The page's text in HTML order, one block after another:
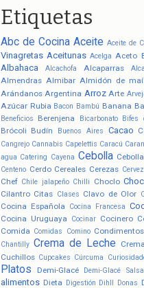
Etiquetas
Abc de Cocina Aceite Aceite de
Vinagretas Aceitunas Acelga Aceto
Albahaca Alcachofa Alcaparras
Almendras Almibar Almidón de
Arándanos Argentina Arroz Arte
Azúcar Rubia Bacon Bambú Banana
Beneficios Berenjena Bicarbonato Bifes
Brócoli Budín Buenos Aires Cacao
Cangrejo Cannabis Capelettis Caracú
agua Catering Cayena Cebolla
Centeno Cerdo Cereales Cerezas
Chef Chile jalapeño Chilli Choclo
Cilantro Citas Clases Clavo de Olor
Cocina Española
Cocina Francesa
Cocina Uruguaya Cocinar Cocinero
Comida Comidas Comino Condimentos
Chantilly Crema de Leche
Cuchillos Cupcakes Cúrcuma
Platos
Demi-Glacé Demi-Glacé
alimentos Dieta Digestión Dihll Donas